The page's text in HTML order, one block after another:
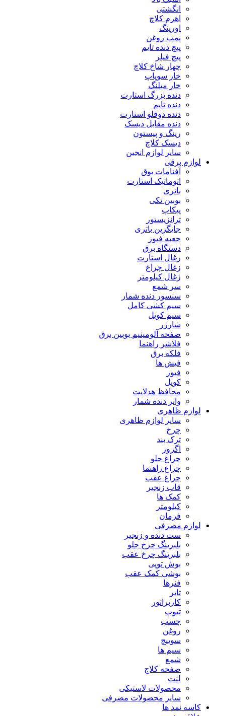
انگشتی
اهرم کلاچ
اورینگ
پمپ روغن
پیچ دنده تایم
پیچ فیلر
چهار شاخ کلاچ
خار سوپاپ
خار میلنگ
دنده بزرگ استارت
دنده تایم
دنده دوقلو استارت
دنده مقابل دیسک
رینگ و پیستون
دیسک کلاچ
سایر لوازم انجین
لوازم برقی
آفتامات بوق
اتوماتیک استارت
باتری
بوبین تکی
پیکاپ
ترانزیستور
جایگزین باتری
جعبه فیوز
دستگاه برق
زغال استارت
زغال چراغ
زغال کیلومتر
سر شمع
سنسور دنده شمار
سیم کشی کامل
سیم کویل
شارژر
صفحه آلومینیم بوبین برق
فلاشر راهنما
فلکه برق
فیش ها
فیوز
کویل
محافظ هدلایت
وایر دنده شمار
لوازم ظاهری
سایر لوازم ظاهری
چرخ
ترک بند
اگزوز
چراغ جلو
چراغ راهنما
چراغ عقب
قاب زنجیر
کمک ها
کیلومتر
فرمان
لوازم مصرفی
ست دنده و زنجیر
بلبرینگ چرخ جلو
بلبرینگ چرخ عقب
بوش توپی
بوشی کمک عقب
فنرها
تایر
کاربراتور
تیوپ
چسب
روغن
سوییچ
سیم ها
شمع
صفحه کلاج
لنت
محصولات لاستیکی
سایر محصولات مصرفی
کاسه نمد ها